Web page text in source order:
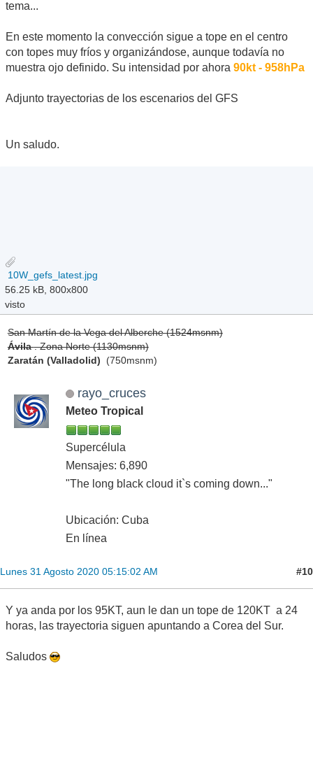
tema...
En este momento la convección sigue a tope en el centro
con topes muy fríos y organizándose, aunque todavía no
muestra ojo definido. Su intensidad por ahora 90kt - 958hPa
Adjunto trayectorias de los escenarios del GFS
Un saludo.
10W_gefs_latest.jpg
56.25 kB, 800x800
visto
San Martín de la Vega del Alberche (1524msnm)
Ávila. Zona Norte (1130msnm)
Zaratán (Valladolid) (750msnm)
rayo_cruces
Meteo Tropical
Supercélula
Mensajes: 6,890
"The long black cloud it`s coming down..."
Ubicación: Cuba
En línea
Lunes 31 Agosto 2020 05:15:02 AM #10
Y ya anda por los 95KT, aun le dan un tope de 120KT a 24
horas, las trayectoria siguen apuntando a Corea del Sur.
Saludos